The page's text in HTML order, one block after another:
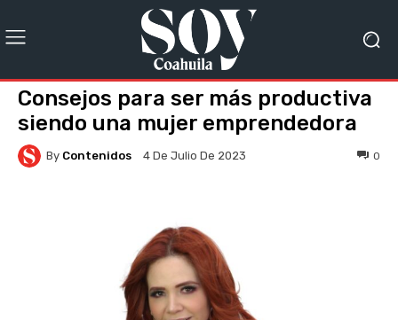
Consejos para ser más productiva
siendo una mujer emprendedora
By Contenidos 4 De Julio De 2023 0